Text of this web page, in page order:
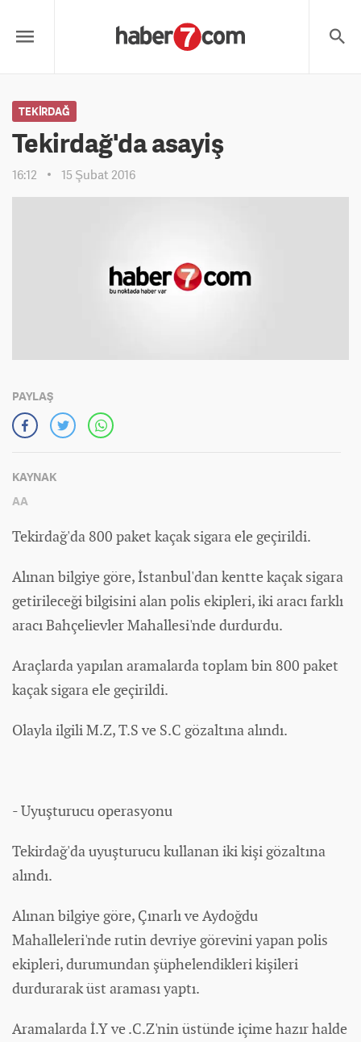
TEKIRDAĞ
Tekirdağ'da asayiş
16:12 15 Şubat 2016
PAYLAŞ
KAYNAK
AA
Tekirdağ'da 800 paket kaçak sigara ele geçirildi.
Alınan bilgiye göre, İstanbul'dan kentte kaçak sigara
getirileceği bilgisini alan polis ekipleri, iki aracı farklı
aracı Bahçelievler Mahallesi'nde durdurdu.
Araçlarda yapılan aramalarda toplam bin 800 paket
kaçak sigara ele geçirildi.
Olayla ilgili M.Z, T.S ve S.C gözaltına alındı.
- Uyuşturucu operasyonu
Tekirdağ'da uyuşturucu kullanan iki kişi gözaltına
alındı.
Alınan bilgiye göre, Çınarlı ve Aydoğdu
Mahalleleri'nde rutin devriye görevini yapan polis
ekipleri, durumundan şüphelendikleri kişileri
durdurarak üst araması yaptı.
Aramalarda İ.Y ve .C.Z'nin üstünde içime hazır halde